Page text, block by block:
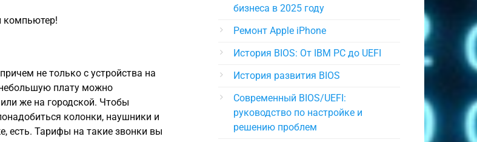
компьютер!
не только с устройства на
плату можно
же на городской. Чтобы
колонки, наушники и
есть. Тарифы на такие звонки вы
бизнеса в 2025 году
Ремонт Apple iPhone
История BIOS: От IBM PC до UEFI
История развития BIOS
Современный BIOS/UEFI:
руководство по настройке и
решению проблем